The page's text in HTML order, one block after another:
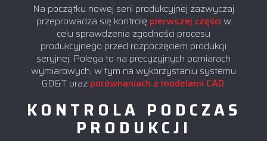
Na początku nowej serii produkcyjnej zazwyczaj
przeprowadza się kontrolę pierwszej części w
celu sprawdzenia zgodności procesu
produkcyjnego przed rozpoczęciem produkcji
seryjnej. Polega to na precyzyjnych pomiarach
wymiarowych, w tym na wykorzystaniu systemu
GD&T oraz porównaniach z modelami CAD.
KONTROLA PODCZAS
PRODUKCJI